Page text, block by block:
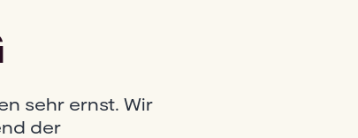
sehr ernst. Wir
der